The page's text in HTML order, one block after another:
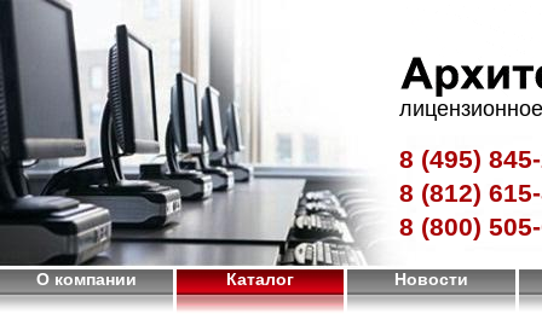
8 (495)
8 (812)
8 (800)
О компании Каталог Новости